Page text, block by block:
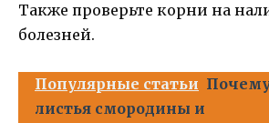
Также проверьте корни на
болезней.
Популярные статьи
листья смородины и